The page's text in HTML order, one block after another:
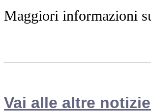
Maggiori informazioni
Vai alle altre